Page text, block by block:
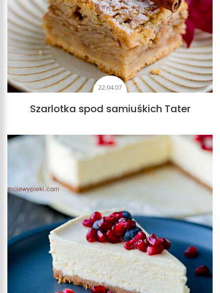
22.04.07
Szarlotka spod samiuśkich Tater